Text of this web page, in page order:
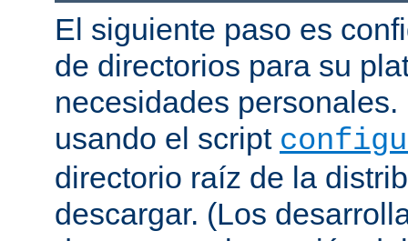
El siguiente paso es
de directorios para su
necesidades
usando el script
directorio raíz de la
descargar. (Los